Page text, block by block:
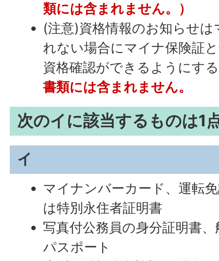
類には含まれません。）
(注意)資格情報のお知らせ
れない場合にマイナ保険証
資格確認ができるようにす
書類には含まれません。
次のイに該当するものは1
イ
マイナンバーカード、運転
は特別永住者証明書
写真付公務員の身分証明書
パスポート